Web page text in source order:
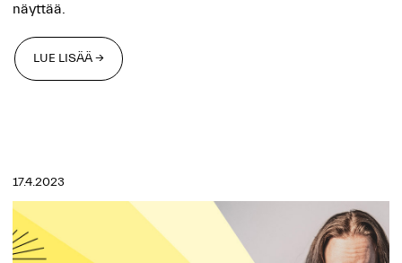
näyttää.
LUE LISÄÄ →
17.4.2023